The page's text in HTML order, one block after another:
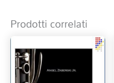
Prodotti correlati